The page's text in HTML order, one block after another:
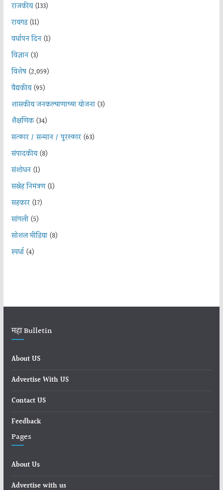
राजकीय(133)
रायगड(11)
वर्धापन दिन(1)
विज्ञान(3)
विशेष(2,059)
वैद्यकीय(95)
शासकीय जनकल्याणाच्या योजना(3)
शैक्षणिक(34)
सत्कार / सन्मान / पुरस्कार(63)
संपादकीय(8)
संशोधन(1)
सस्नेह निमंत्रण(1)
सहकार(17)
सांगली(5)
सोशल मीडिया(8)
स्पर्धा(4)
महा Bulletin
About US
Advertise With US
Contact US
Feedback
Pages
About Us
Advertise with us